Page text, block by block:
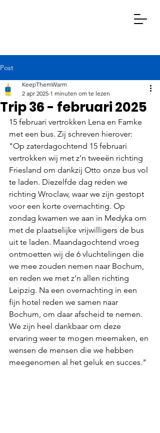
Keep Them Warm
Doneer Nu Actie Ondernemen
Post
Trip 36 - februari 2025
KeepThemWarm
2 apr 2025 1 minuten om te lezen
15 februari vertrokken Lena en Famke
met een bus. Zij schreven hierover:
"Op zaterdagochtend 15 februari
vertrokken wij met z’n tweeën richting
Friesland om dankzij Otto onze bus vol
te laden. Diezelfde dag reden we
richting Wroclaw, waar we zijn gestopt
voor een korte overnachting. Op
zondag kwamen we aan in Medyka om
met de plaatselijke vrijwilligers de bus
uit te laden. Maandagochtend vroeg
ontmoetten wij de 6 vluchtelingen die
we mee zouden nemen naar Bochum,
en reden we met z’n allen richting
Leipzig. Na een overnachting in een
fijn hotel reden we samen naar
Bochum, om daar afscheid te nemen.
We zijn heel dankbaar om deze
ervaring weer te mogen meemaken, en
wensen de mensen die we hebben
meegenomen al het geluk en succes."